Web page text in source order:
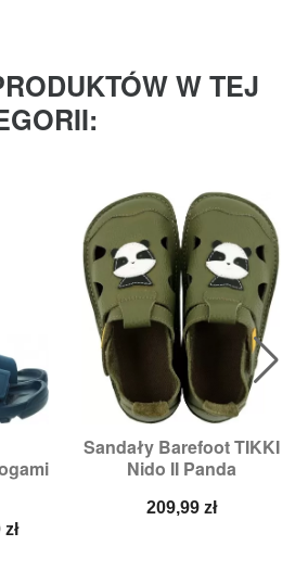
W TEJ
Sandały Barefoot TIKKI
Nido II Panda
Cena
209,99 zł